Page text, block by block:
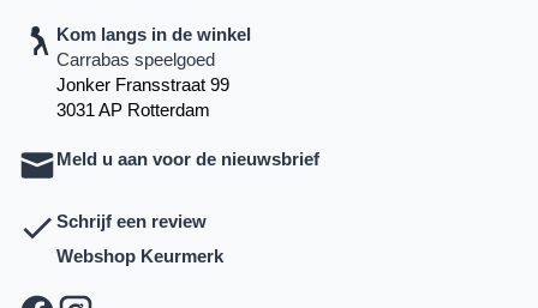
Kom langs in de winkel
Carrabas speelgoed
Jonker Fransstraat 99
3031 AP Rotterdam
Meld u aan voor de nieuwsbrief
Schrijf een review
Webshop Keurmerk